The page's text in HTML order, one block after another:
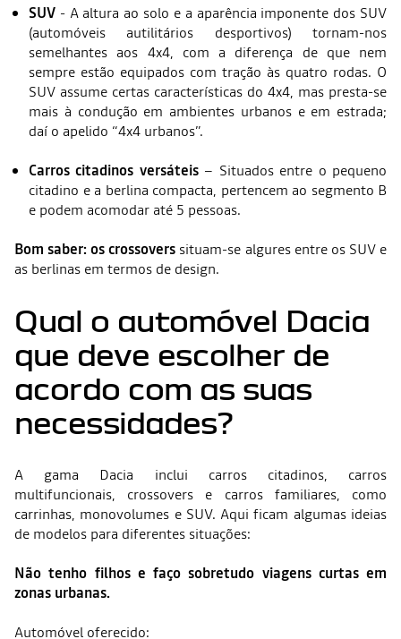
SUV - A altura ao solo e a aparência imponente dos SUV
(automóveis autilitários desportivos) tornam-nos
semelhantes aos 4x4, com a diferença de que nem
sempre estão equipados com tração às quatro rodas. O
SUV assume certas características do 4x4, mas presta-se
mais à condução em ambientes urbanos e em estrada;
daí o apelido “4x4 urbanos”.
Carros citadinos versáteis – Situados entre o pequeno
citadino e a berlina compacta, pertencem ao segmento B
e podem acomodar até 5 pessoas.
Bom saber: os crossovers situam-se algures entre os SUV e
as berlinas em termos de design.
Qual o automóvel Dacia
que deve escolher de
acordo com as suas
necessidades?
A gama Dacia inclui carros citadinos, carros
multifuncionais, crossovers e carros familiares, como
carrinhas, monovolumes e SUV. Aqui ficam algumas ideias
de modelos para diferentes situações:
Não tenho filhos e faço sobretudo viagens curtas em
zonas urbanas.
Automóvel oferecido: